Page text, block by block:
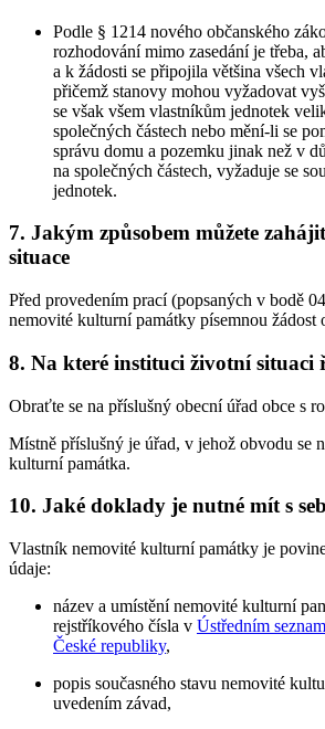
Podle § 1214 nového občanského
rozhodování mimo zasedání je třeba,
a k žádosti se připojila většina všech
přičemž stanovy mohou vyžadovat
se však všem vlastníkům jednotek
společných částech nebo mění-li se
správu domu a pozemku jinak než v
na společných částech, vyžaduje se
jednotek.
7. Jakým způsobem můžete
situace
Před provedením prací (popsaných v bodě
nemovité kulturní památky písemnou žádost
8. Na které instituci životní situaci
Obraťte se na příslušný obecní úřad obce s
Místně příslušný je úřad, v jehož obvodu se
kulturní památka.
10. Jaké doklady je nutné mít s
Vlastník nemovité kulturní památky je
údaje:
název a umístění nemovité kulturní
rejstříkového čísla v Ústředním
České republiky,
popis současného stavu nemovité
uvedením závad,